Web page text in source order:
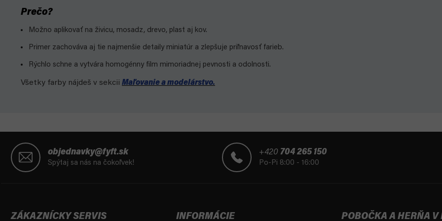
Prečo?
Možno aplikovať na živicu, mosadz, drevo, plast aj kov.
Primer zachováva aj tie najmenšie detaily miniatúr a zlepšuje priľnavosť farieb.
Rýchlo schne a vytvára homogénny film mimoriadnej pevnosti a odolnosti.
Všetky farby nájdeš v sekcii Maľovanie a modelárstvo.
objednavky@fyft.sk
Spýtaj sa nás na čokoľvek!
+420 704 265 150
Po-Pi 8:00 - 16:00
ZÁKAZNÍCKY SERVIS INFORMÁCIE POBOČKA A HERŇA V